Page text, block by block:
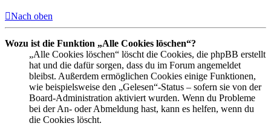
Nach oben
Wozu ist die Funktion „Alle Cookies löschen“?
„Alle Cookies löschen“ löscht die Cookies, die phpBB erstellt
hat und die dafür sorgen, dass du im Forum angemeldet
bleibst. Außerdem ermöglichen Cookies einige Funktionen,
wie beispielsweise den „Gelesen“-Status – sofern sie von der
Board-Administration aktiviert wurden. Wenn du Probleme
bei der An- oder Abmeldung hast, kann es helfen, wenn du
die Cookies löscht.